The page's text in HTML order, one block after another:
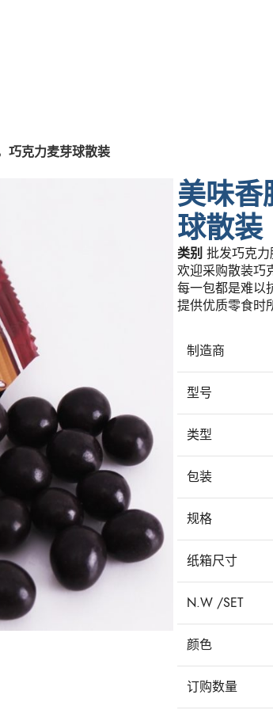
巧克力麦芽球散装
美味香
球散装
类别 批发巧克
欢迎采购散装巧
每一包都是难以
提供优质零食时
制造商
型号
类型
包装
规格
纸箱尺寸
N.W /SET
颜色
订购数量